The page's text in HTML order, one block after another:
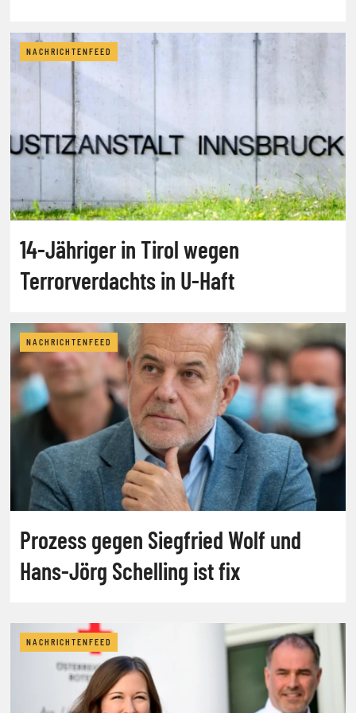
NACHRICHTENFEED
14-Jähriger in Tirol wegen
Terrorverdachts in U-Haft
NACHRICHTENFEED
Prozess gegen Siegfried Wolf und
Hans-Jörg Schelling ist fix
NACHRICHTENFEED